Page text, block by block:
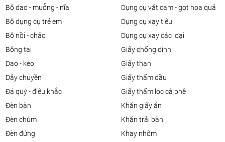
bộ dao - muỗng - nĩa
bộ dụng cụ trẻ em
bộ nồi - chảo
bông tai
dao - kéo
dây chuyền
đá quý - điêu khắc
đèn bàn
đèn chùm
đèn đứng
dụng cụ vắt cam - gọt hoa quả
dụng cụ xay tiêu
dụng cụ xay các loại
giấy chống dính
giấy than
giấy thấm dầu
giấy thấm lọc cà phê
khăn giấy ăn
khăn trải bàn
khay nhôm